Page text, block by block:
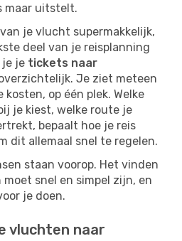
maar uitstelt.
je vlucht supermakkelijk,
deel van je reisplanning
je je tickets naar
Je ziet meteen
op één plek. Welke
je kiest, welke route je
bepaalt hoe je reis
dit allemaal snel te regelen.
staan voorop. Het vinden
snel en simpel zijn, en
je doen.
vluchten naar